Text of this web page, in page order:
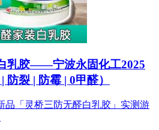
乳胶——宁波永固化工2025
裂 | 防霉 | 0甲醛）
品「灵桥三防无醛白乳胶」实测游